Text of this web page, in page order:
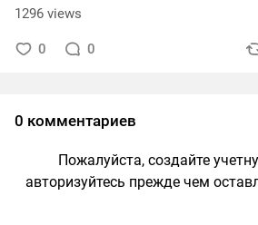
1296 views
0 0
0 комментариев
Пожалуйста, создайте
авторизуйтесь прежде чем